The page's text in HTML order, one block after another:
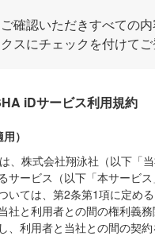
確認いただきすべての
スにチェックを付けてご
iDサービス利用規約
）
、株式会社翔泳社（以下「当
サービス（以下「本サービ
いては、第2条第1項に定める
社と利用者との間の権利義
、利用者と当社との間の契約